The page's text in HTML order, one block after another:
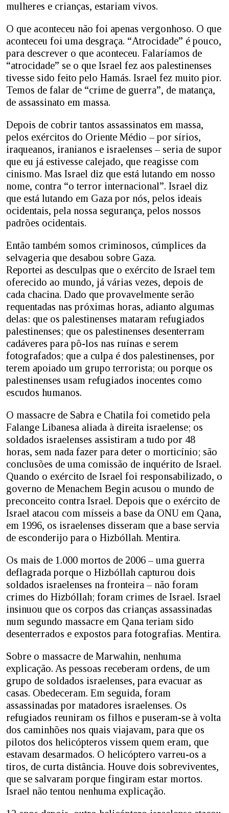
mulheres e crianças, estariam vivos.
O que aconteceu não foi apenas vergonhoso. O que
aconteceu foi uma desgraça. “Atrocidade” é pouco,
para descrever o que aconteceu. Falaríamos de
“atrocidade” se o que Israel fez aos palestinenses
tivesse sido feito pelo Hamás. Israel fez muito pior.
Temos de falar de “crime de guerra”, de matança,
de assassinato em massa.
Depois de cobrir tantos assassinatos em massa,
pelos exércitos do Oriente Médio – por sírios,
iraqueanos, iranianos e israelenses – seria de supor
que eu já estivesse calejado, que reagisse com
cinismo. Mas Israel diz que está lutando em nosso
nome, contra “o terror internacional”. Israel diz
que está lutando em Gaza por nós, pelos ideais
ocidentais, pela nossa segurança, pelos nossos
padrões ocidentais.
Então também somos criminosos, cúmplices da
selvageria que desabou sobre Gaza.
Reportei as desculpas que o exército de Israel tem
oferecido ao mundo, já várias vezes, depois de
cada chacina. Dado que provavelmente serão
requentadas nas próximas horas, adianto algumas
delas: que os palestinenses mataram refugiados
palestinenses; que os palestinenses desenterram
cadáveres para pô-los nas ruínas e serem
fotografados; que a culpa é dos palestinenses, por
terem apoiado um grupo terrorista; ou porque os
palestinenses usam refugiados inocentes como
escudos humanos.
O massacre de Sabra e Chatila foi cometido pela
Falange Libanesa aliada à direita israelense; os
soldados israelenses assistiram a tudo por 48
horas, sem nada fazer para deter o morticínio; são
conclusões de uma comissão de inquérito de Israel.
Quando o exército de Israel foi responsabilizado, o
governo de Menachem Begin acusou o mundo de
preconceito contra Israel. Depois que o exército de
Israel atacou com mísseis a base da ONU em Qana,
em 1996, os israelenses disseram que a base servia
de esconderijo para o Hizbóllah. Mentira.
Os mais de 1.000 mortos de 2006 – uma guerra
deflagrada porque o Hizbóllah capturou dois
soldados israelenses na fronteira – não foram
crimes do Hizbóllah; foram crimes de Israel. Israel
insinuou que os corpos das crianças assassinadas
num segundo massacre em Qana teriam sido
desenterrados e expostos para fotografias. Mentira.
Sobre o massacre de Marwahin, nenhuma
explicação. As pessoas receberam ordens, de um
grupo de soldados israelenses, para evacuar as
casas. Obedeceram. Em seguida, foram
assassinadas por matadores israelenses. Os
refugiados reuniram os filhos e puseram-se à volta
dos caminhões nos quais viajavam, para que os
pilotos dos helicópteros vissem quem eram, que
estavam desarmados. O helicóptero varreu-os a
tiros, de curta distância. Houve dois sobreviventes,
que se salvaram porque fingiram estar mortos.
Israel não tentou nenhuma explicação.